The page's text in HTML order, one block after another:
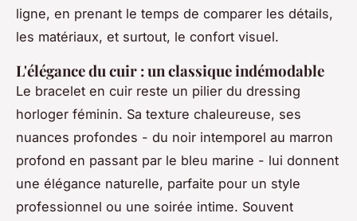
ligne, en prenant le temps de comparer les détails,
les matériaux, et surtout, le confort visuel.
L'élégance du cuir : un classique indémodable
Le bracelet en cuir reste un pilier du dressing
horloger féminin. Sa texture chaleureuse, ses
nuances profondes - du noir intemporel au marron
profond en passant par le bleu marine - lui donnent
une élégance naturelle, parfaite pour un style
professionnel ou une soirée intime. Souvent